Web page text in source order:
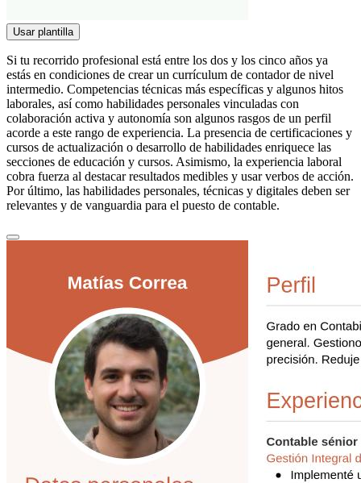
Usar plantilla
Si tu recorrido profesional está entre los dos y los cinco años ya
estás en condiciones de crear un currículum de contador de nivel
intermedio. Competencias técnicas más específicas y algunos hitos
laborales, así como habilidades personales vinculadas con
colaboración activa y autonomía son algunos rasgos de un perfil
acorde a este rango de experiencia. La presencia de certificaciones y
cursos de actualización o desarrollo de habilidades enriquece las
secciones de educación y cursos. Asimismo, la experiencia laboral
cobra fuerza al destacar resultados medibles y usar verbos de acción.
Por último, las habilidades personales, técnicas y digitales deben ser
relevantes y de vanguardia para el puesto de contable.